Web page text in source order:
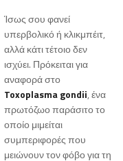
Ίσως σου φανεί
υπερβολικό ή κλικμπέιτ,
αλλά κάτι τέτοιο δεν
ισχύει. Πρόκειται για
αναφορά στο
Toxoplasma gondii, ένα
πρωτόζωο παράσιτο το
οποίο μιμείται
συμπεριφορές που
μειώνουν τον φόβο για τη